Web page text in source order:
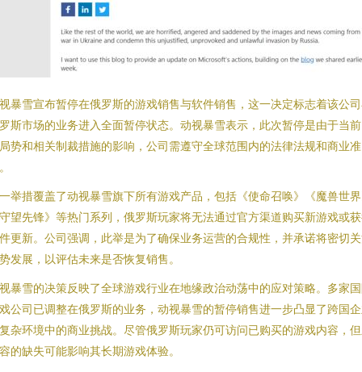
暴雪宣布暂停在俄罗斯的游戏销售与软件销售，这一决定标志着该公
斯市场的业务进入全面暂停状态。动视暴雪表示，此次暂停是由于当
势和相关制裁措施的影响，公司需遵守全球范围内的法律法规和商业准
举措覆盖了动视暴雪旗下所有游戏产品，包括《使命召唤》《魔兽世
望先锋》等热门系列，俄罗斯玩家将无法通过官方渠道购买新游戏或
更新。公司强调，此举是为了确保业务运营的合规性，并承诺将密切
发展，以评估未来是否恢复销售。
暴雪的决策反映了全球游戏行业在地缘政治动荡中的应对策略。多家
公司已调整在俄罗斯的业务，动视暴雪的暂停销售进一步凸显了跨国
杂环境中的商业挑战。尽管俄罗斯玩家仍可访问已购买的游戏内容，
的缺失可能影响其长期游戏体验。